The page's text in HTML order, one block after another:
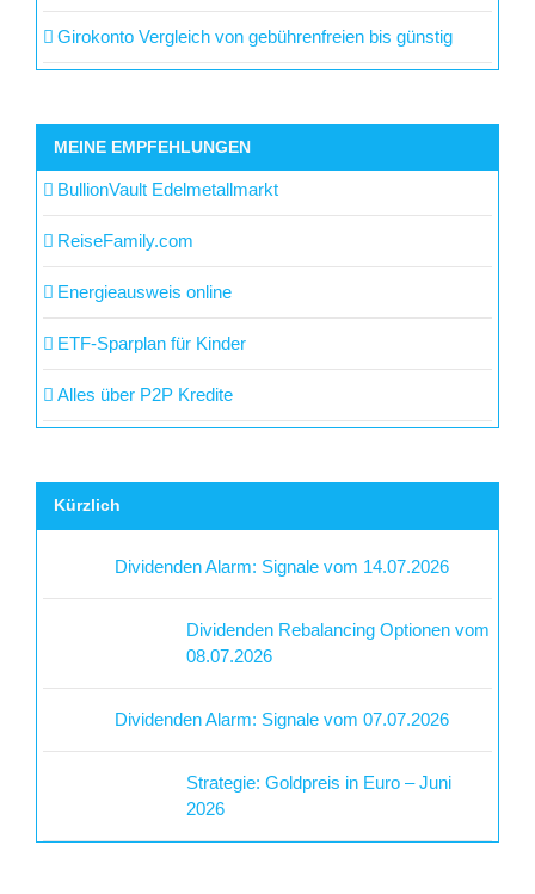
Girokonto Vergleich von gebührenfreien bis günstig
MEINE EMPFEHLUNGEN
BullionVault Edelmetallmarkt
ReiseFamily.com
Energieausweis online
ETF-Sparplan für Kinder
Alles über P2P Kredite
Kürzlich
Dividenden Alarm: Signale vom 14.07.2026
Dividenden Rebalancing Optionen vom
08.07.2026
Dividenden Alarm: Signale vom 07.07.2026
Strategie: Goldpreis in Euro – Juni
2026